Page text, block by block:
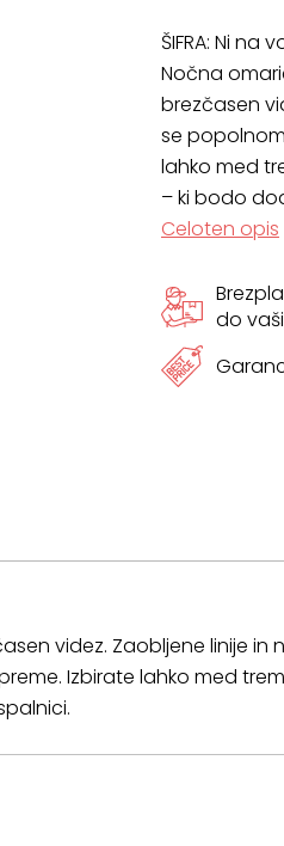
ŠIFRA: Ni na
Nočna
brezčasen
se
lahko med
– ki bodo
Celoten opis
do
videz. Zaobljene linije in
Izbirate lahko med